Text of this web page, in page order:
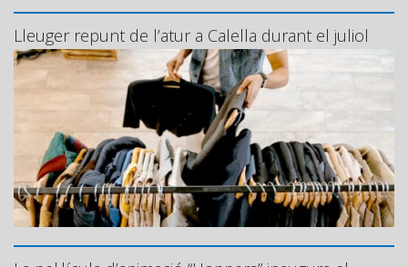
Lleuger repunt de l’atur a Calella durant el juliol